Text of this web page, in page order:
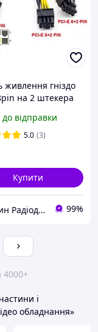
живлення гніздо
на 2 штекера
до відправки
5.0 (3)
Купити
Магазин Радіодеталей 99%
4000+
і
обладнання»